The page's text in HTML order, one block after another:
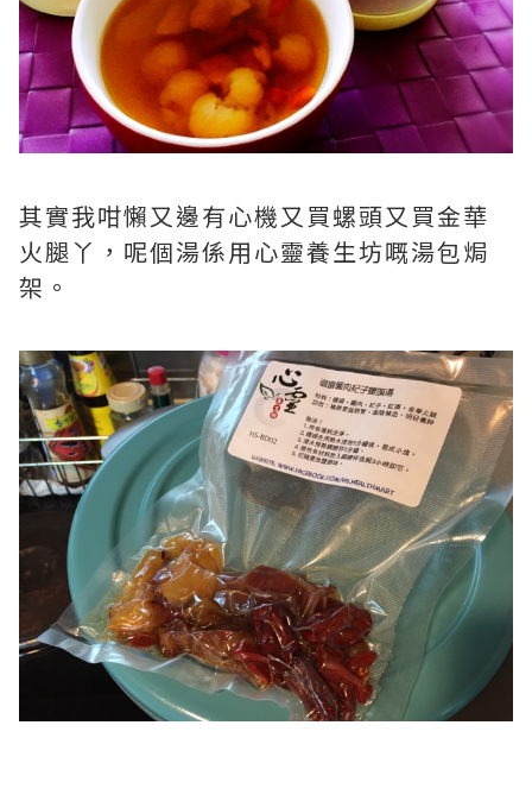
其實我咁懶又邊有心機又買螺頭又買金華
火腿丫，呢個湯係用心靈養生坊嘅湯包焗
架。